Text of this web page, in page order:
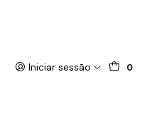
Iniciar sessão 0